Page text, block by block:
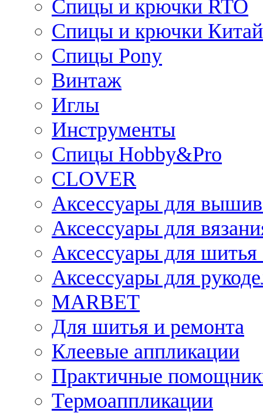
Спицы и крючки RTO
Спицы и крючки Китай
Спицы Pony
Винтаж
Иглы
Инструменты
Спицы Hobby&Pro
CLOVER
Аксессуары для
Аксессуары для
Аксессуары для
Аксессуары для
MARBET
Для шитья и ремонта
Клеевые аппликации
Практичные
Термоаппликации